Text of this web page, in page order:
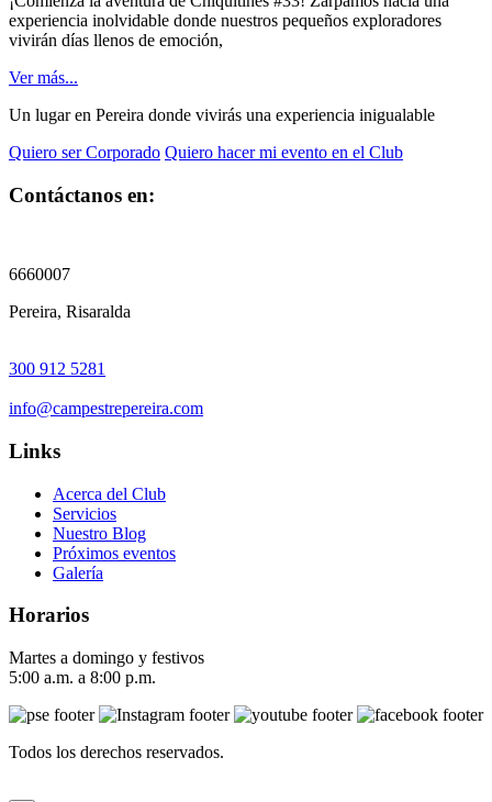
experiencia inolvidable donde nuestros pequeños exploradores
vivirán días llenos de emoción,
Ver más...
Un lugar en Pereira donde vivirás una experiencia inigualable
Quiero ser Corporado Quiero hacer mi evento en el Club
Contáctanos en:
6660007
Pereira, Risaralda
300 912 5281
info@campestrepereira.com
Links
Acerca del Club
Servicios
Nuestro Blog
Próximos eventos
Galería
Horarios
Martes a domingo y festivos
5:00 a.m. a 8:00 p.m.
Todos los derechos reservados.